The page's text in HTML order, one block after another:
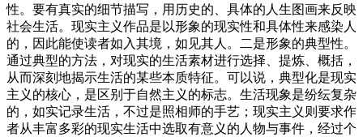
性。要有真实的细节描写，用历史的、具体的人生图画来反映
社会生活。现实主义作品是以形象的现实性和具体性来感染人
的，因此能使读者如入其境，如见其人。二是形象的典型性。
通过典型的方法，对现实的生活素材进行选择、提炼、概括，
从而深刻地揭示生活的某些本质特征。可以说，典型化是现实
主义的核心，是区别于自然主义的标志。生活现象是纷纭复杂
的，如实记录生活，不过是照相师的手艺；现实主义则要求作
者从丰富多彩的现实生活中选取有意义的人物与事件，经过个